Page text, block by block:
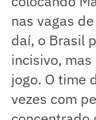
nas vagas
daí, o Brasil
incisivo,
jogo. O time
vezes com